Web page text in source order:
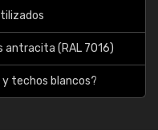
antracita (RAL 7016)
y techos blancos?